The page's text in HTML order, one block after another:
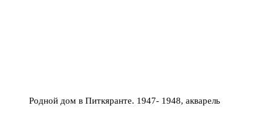
Родной дом в Питкяранте. 1947- 1948, акварель